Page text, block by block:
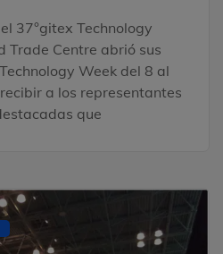
37°gitex Technology
Trade Centre abrió sus
Week del 8 al
a los representantes
que